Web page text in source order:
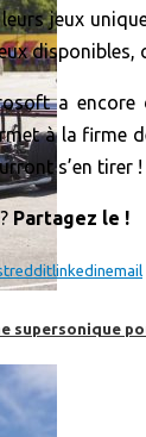
supersonique
jeux
disponibles,
a
à la firme
s’en tirer !
Partagez le !
redditlinkedinemail